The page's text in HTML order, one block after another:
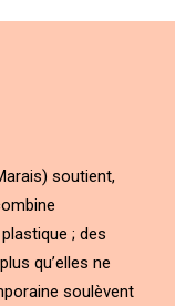
soutient,
; des
qu’elles ne
soulèvent